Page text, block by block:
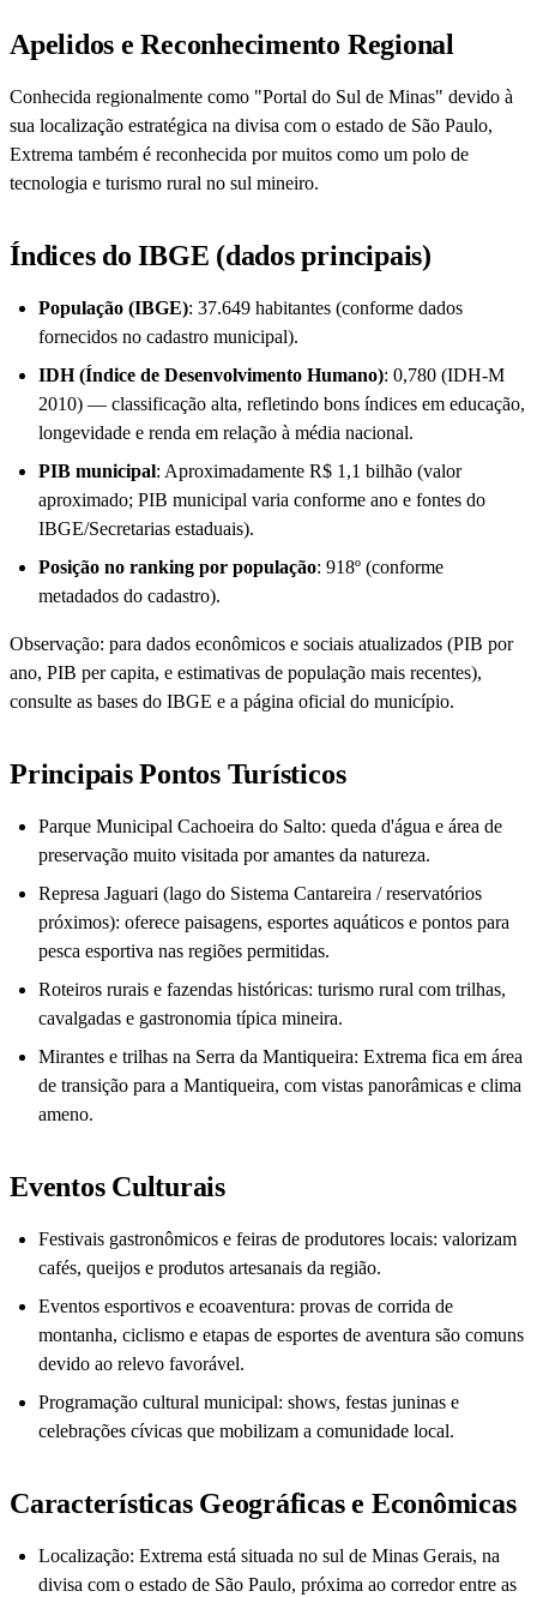
Apelidos e Reconhecimento Regional
Conhecida regionalmente como "Portal do Sul de Minas" devido à
sua localização estratégica na divisa com o estado de São Paulo,
Extrema também é reconhecida por muitos como um polo de
tecnologia e turismo rural no sul mineiro.
Índices do IBGE (dados principais)
População (IBGE): 37.649 habitantes (conforme dados
fornecidos no cadastro municipal).
IDH (Índice de Desenvolvimento Humano): 0,780 (IDH-M
2010) — classificação alta, refletindo bons índices em educação,
longevidade e renda em relação à média nacional.
PIB municipal: Aproximadamente R$ 1,1 bilhão (valor
aproximado; PIB municipal varia conforme ano e fontes do
IBGE/Secretarias estaduais).
Posição no ranking por população: 918º (conforme
metadados do cadastro).
Observação: para dados econômicos e sociais atualizados (PIB por
ano, PIB per capita, e estimativas de população mais recentes),
consulte as bases do IBGE e a página oficial do município.
Principais Pontos Turísticos
Parque Municipal Cachoeira do Salto: queda d'água e área de
preservação muito visitada por amantes da natureza.
Represa Jaguari (lago do Sistema Cantareira / reservatórios
próximos): oferece paisagens, esportes aquáticos e pontos para
pesca esportiva nas regiões permitidas.
Roteiros rurais e fazendas históricas: turismo rural com trilhas,
cavalgadas e gastronomia típica mineira.
Mirantes e trilhas na Serra da Mantiqueira: Extrema fica em área
de transição para a Mantiqueira, com vistas panorâmicas e clima
ameno.
Eventos Culturais
Festivais gastronômicos e feiras de produtores locais: valorizam
cafés, queijos e produtos artesanais da região.
Eventos esportivos e ecoaventura: provas de corrida de
montanha, ciclismo e etapas de esportes de aventura são comuns
devido ao relevo favorável.
Programação cultural municipal: shows, festas juninas e
celebrações cívicas que mobilizam a comunidade local.
Características Geográficas e Econômicas
Localização: Extrema está situada no sul de Minas Gerais, na
divisa com o estado de São Paulo, próxima ao corredor entre as